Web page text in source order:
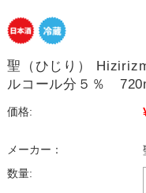
聖（ひじり）
ルコール分５％
価格:
メーカー：
数量: